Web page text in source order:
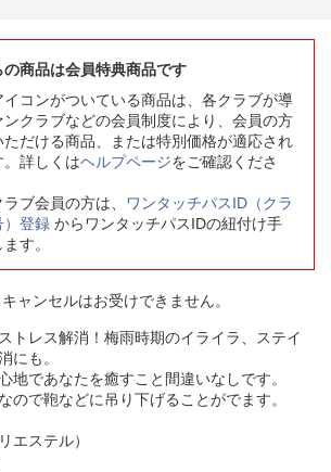
の商品は会員特典商品です
イコンがついている商品は、各クラブが導
ンクラブなどの会員制度により、会員の方
だける商品、または特別価格が適応され
詳しくはヘルプページをご確認くださ
ブ会員の方は、
ワンタッチパスID（クラ
）登録 からワンタッチパスIDの紐付け手
す。
ャンセルはお受けできません。
トレス解消！梅雨時期のイライラ、ステイ
にも。
地であなたを癒すこと間違いなしです。
ので鞄などに吊り下げることがでます。
エステル）